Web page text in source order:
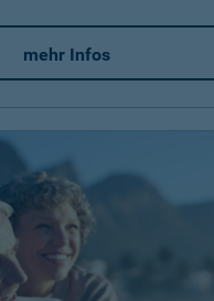
mehr Infos